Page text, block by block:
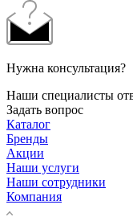
Нужна консультация?
Наши специалисты
Задать вопрос
Каталог
Бренды
Акции
Наши услуги
Наши сотрудники
Компания